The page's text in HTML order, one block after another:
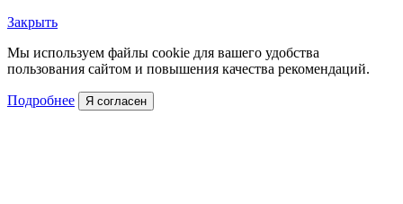
Закрыть
Мы используем файлы cookie для вашего удобства
пользования сайтом и повышения качества рекомендаций.
Подробнее Я согласен